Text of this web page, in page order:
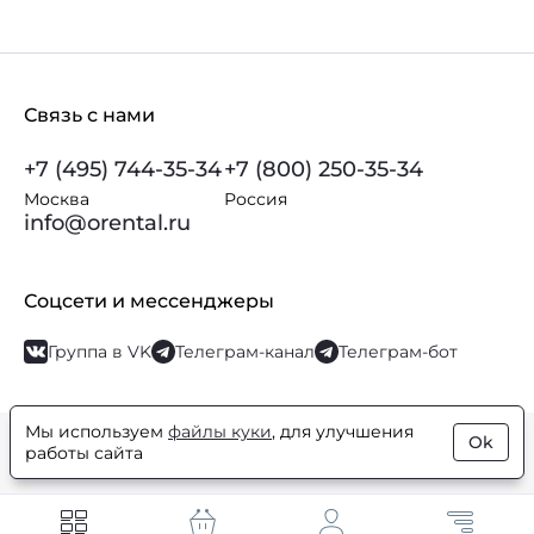
Связь с нами
+7 (495) 744-35-34
Москва
+7 (800) 250-35-34
Россия
info@orental.ru
Соцсети и мессенджеры
Группа в VK Телеграм-канал Телеграм-бот
© Orental.ru 2007–2026Интернет-магазин парфюмерии и
косметики
Мы используем файлы куки, для улучшения
работы сайта
Ok